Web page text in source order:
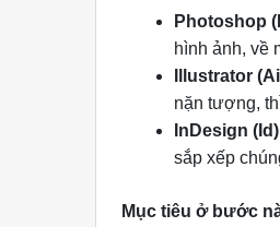
Photoshop
hình ảnh, về
Illustrator
nặn tượng,
InDesign
sắp xếp
Mục tiêu ở bước